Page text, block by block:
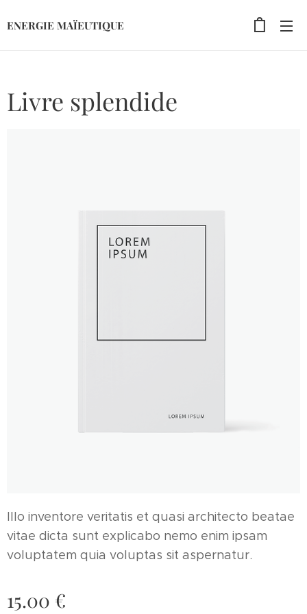
ENERGIE MAÏEUTIQUE
Livre splendide
Illo inventore veritatis et quasi architecto beatae
vitae dicta sunt explicabo nemo enim ipsam
voluptatem quia voluptas sit aspernatur.
15.00 €